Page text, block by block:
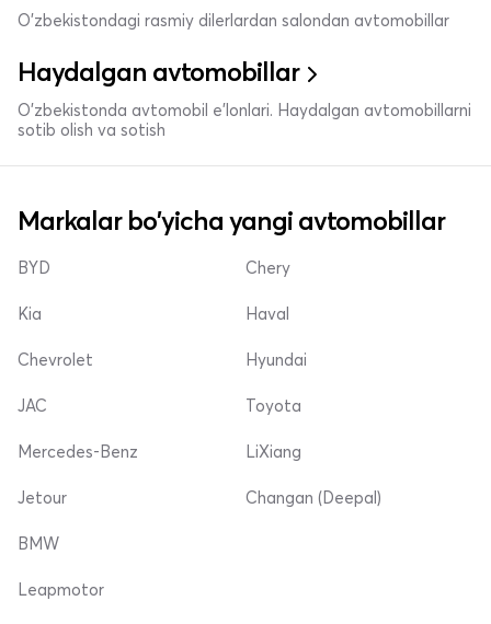
O'zbekistondagi rasmiy dilerlardan salondan avtomobillar
Haydalgan avtomobillar
O'zbekistonda avtomobil e’lonlari. Haydalgan avtomobillarni
sotib olish va sotish
Markalar bo'yicha yangi avtomobillar
BYD
Kia
Chevrolet
Chery
Haval
Hyundai
JAC
Mercedes-Benz
Jetour
Toyota
LiXiang
Changan (Deepal)
BMW
Leapmotor